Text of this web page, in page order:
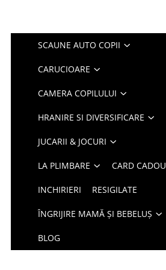
SCAUNE AUTO COPII
CARUCIOARE
CAMERA COPILULUI
HRANIRE SI DIVERSIFICARE
JUCARII & JOCURI
LA PLIMBARE CARD CADOU
INCHIRIERI RESIGILATE
ÎNGRIJIRE MAMĂ ȘI BEBELUȘ
BLOG